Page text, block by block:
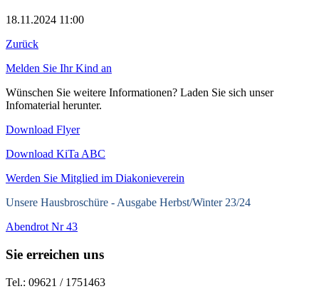
18.11.2024 11:00
Zurück
Melden Sie Ihr Kind an
Wünschen Sie weitere Informationen? Laden Sie sich unser
Infomaterial herunter.
Download Flyer
Download KiTa ABC
Werden Sie Mitglied im Diakonieverein
Unsere Hausbroschüre - Ausgabe Herbst/Winter 23/24
Abendrot Nr 43
Sie erreichen uns
Tel.: 09621 / 1751463